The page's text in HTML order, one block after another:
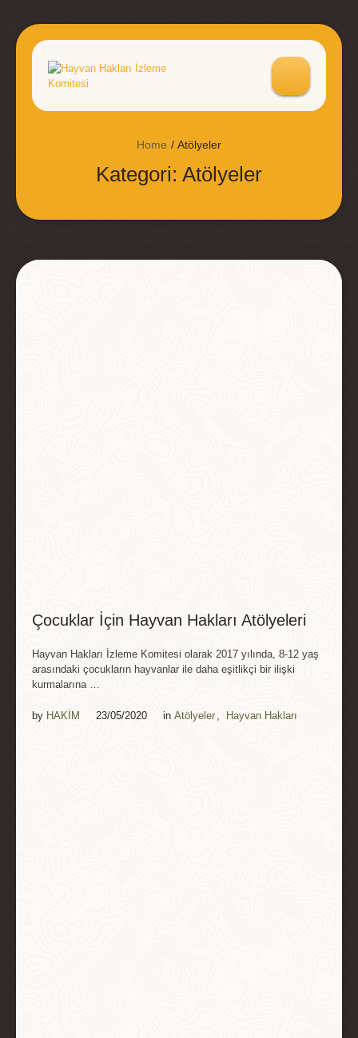
Home / Atölyeler
Kategori: Atölyeler
Çocuklar İçin Hayvan Hakları Atölyeleri
Hayvan Hakları İzleme Komitesi olarak 2017 yılında, 8-12 yaş
arasındaki çocukların hayvanlar ile daha eşitlikçi bir ilişki
kurmalarına …
by HAKİM 23/05/2020 in Atölyeler , Hayvan Hakları